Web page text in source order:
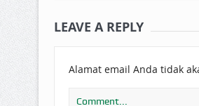
LEAVE A REPLY
Alamat email Anda tidak